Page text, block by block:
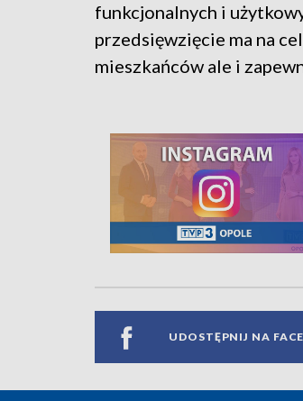
funkcjonalnych i
przedsięwzięcie ma na
mieszkańców ale i
UDOSTĘPNIJ NA